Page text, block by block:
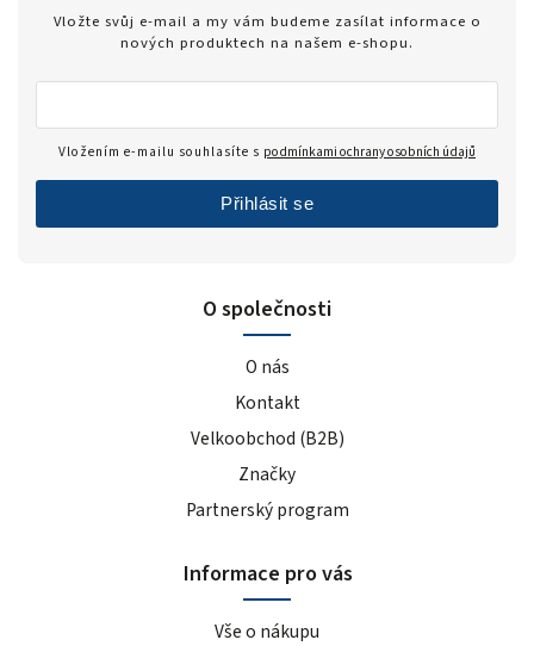
O společnosti
O nás
Kontakt
Velkoobchod (B2B)
Značky
Partnerský program
Informace pro vás
Vše o nákupu
Vložte svůj e-mail a my vám budeme zasílat informace o
nových produktech na našem e-shopu.
Vložením e-mailu souhlasíte s podmínkami ochrany osobních údajů
Přihlásit se